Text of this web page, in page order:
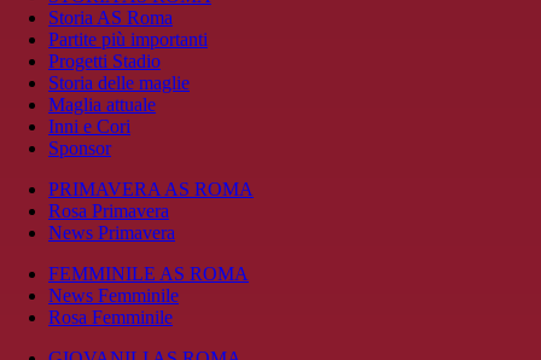
Storia AS Roma
Partite più importanti
Progetti Stadio
Storia delle maglie
Maglia attuale
Inni e Cori
Sponsor
PRIMAVERA AS ROMA
Rosa Primavera
News Primavera
FEMMINILE AS ROMA
News Femminile
Rosa Femminile